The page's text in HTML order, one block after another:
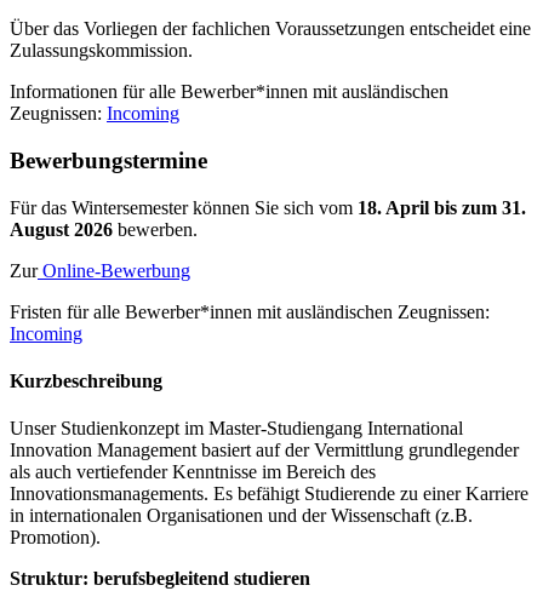
Über das Vorliegen der fachlichen Voraussetzungen entscheidet eine
Zulassungskommission.
Informationen für alle Bewerber*innen mit ausländischen
Zeugnissen: Incoming
Be­wer­bungs­ter­mi­ne
Für das Wintersemester können Sie sich vom 18. April bis zum 31.
August 2026 bewerben.
ZurOnline-Bewerbung
Fristen für alle Bewerber*innen mit ausländischen Zeugnissen:
Incoming
Kurz­be­schrei­bung
Unser Studienkonzept im Master-Studiengang International
Innovation Management basiert auf der Vermittlung grundlegender
als auch vertiefender Kenntnisse im Bereich des
Innovationsmanagements. Es befähigt Studierende zu einer Karriere
in internationalen Organisationen und der Wissenschaft (z.B.
Promotion).
Struktur: berufsbegleitend studieren